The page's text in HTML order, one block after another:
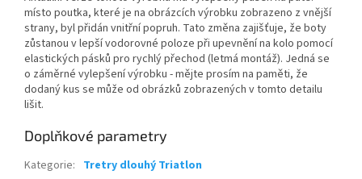
místo poutka, které je na obrázcích výrobku zobrazeno z vnější
strany, byl přidán vnitřní popruh. Tato změna zajišťuje, že boty
zůstanou v lepší vodorovné poloze při upevnění na kolo pomocí
elastických pásků pro rychlý přechod (letmá montáž). Jedná se
o záměrné vylepšení výrobku - mějte prosím na paměti, že
dodaný kus se může od obrázků zobrazených v tomto detailu
lišit.
Doplňkové parametry
Kategorie: Tretry dlouhý Triatlon
Send
Powered by chaterimo